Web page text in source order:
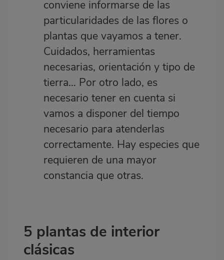
conviene informarse de las
particularidades de las flores o
plantas que vayamos a tener.
Cuidados, herramientas
necesarias, orientación y tipo de
tierra… Por otro lado, es
necesario tener en cuenta si
vamos a disponer del tiempo
necesario para atenderlas
correctamente. Hay especies que
requieren de una mayor
constancia que otras.
5 plantas de interior
clásicas